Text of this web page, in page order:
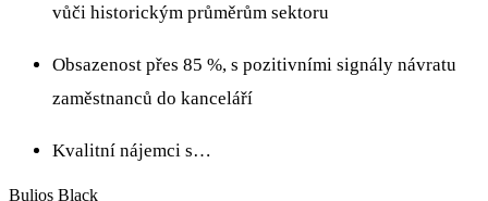
vůči historickým průměrům sektoru
Obsazenost přes 85 %, s pozitivními signály návratu
zaměstnanců do kanceláří
Kvalitní nájemci s…
Bulios Black